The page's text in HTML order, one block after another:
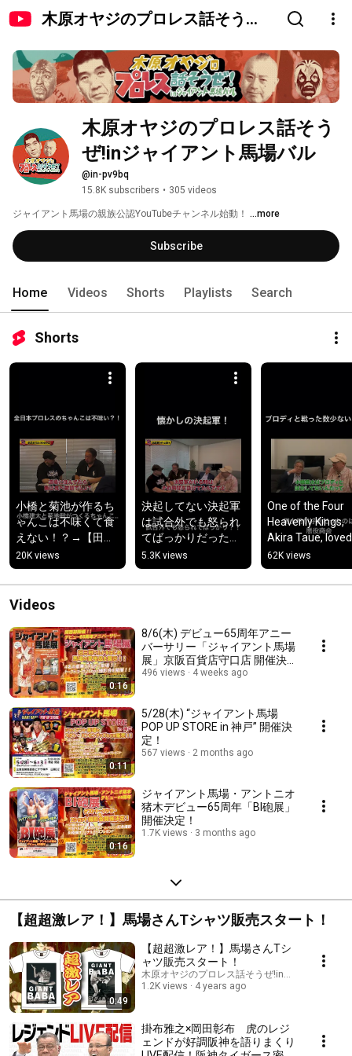
木原オヤジのプロレス話そう
木原オヤジのプロレス話そう
ぜ!inジャイアント馬場バル
@in-pv9bq
15.8K subscribers • 305 videos
ジャイアント馬場の親族公認YouTubeチャンネル始動！ ...more
Subscribe
Home Videos Shorts Playlists Search
Shorts
小橋と菊池が作るち
ゃんこは不味くて食
えない！？→【田上
明＆嵐③】をチェッ
ク！
20K views
決起してない決起軍
は試合外でも怒られ
てばっかりだった
→【田上明＆嵐②】
をチェック！
5.3K views
One of the Four
Heavenly Kings,
Akira Taue,
matches of the
Villain
Check out...
62K views
Videos
0:16
8/6(木) デビュー65周年アニー
バーサリー「ジャイアント馬場
展」京阪百貨店守口店 開催決
定！
496 views 4 weeks ago
0:11
5/28(木) “ジャイアント馬場
POP UP STORE in 神戸” 開催決
定！
567 views 2 months ago
0:16
ジャイアント馬場・アントニオ
猪木デビュー65周年「BI砲展」
開催決定！
1.7K views 3 months ago
【超超激レア！】馬場さんTシャツ販売スタート！
0:49
【超超激レア！】馬場さんTシ
ャツ販売スタート！
木原オヤジのプロレス話そうぜ!inジャイアント馬
1.2K views
4 years ago
掛布雅之×岡田彰布 虎のレジ
ェンドが好調阪神を語りまくり